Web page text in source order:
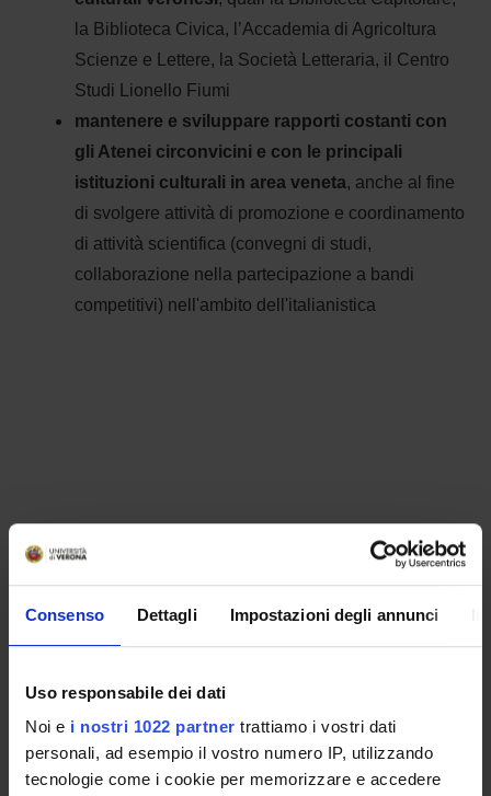
Consenso Dettagli Impostazioni degli annunci
Uso responsabile dei dati
Noi e i nostri 1022 partner trattiamo i vostri dati
personali, ad esempio il vostro numero IP, utilizzando
tecnologie come i cookie per memorizzare e accedere
la Biblioteca Civica, l’Accademia di Agricoltura
Scienze e Lettere, la Società Letteraria, il Centro
Studi Lionello Fiumi
mantenere e sviluppare rapporti costanti con
gli Atenei circonvicini e con le principali
istituzioni culturali in area veneta, anche al fine
di svolgere attività di promozione e coordinamento
di attività scientifica (convegni di studi,
collaborazione nella partecipazione a bandi
competitivi) nell'ambito dell'italianistica